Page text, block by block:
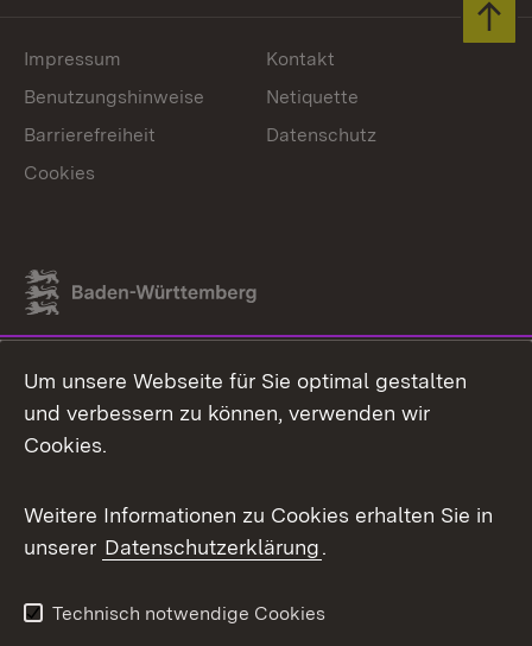
Link zum Landesportal
Impressum
Kontakt
Benutzungshinweise
Netiquette
Barrierefreiheit
Datenschutz
Cookies
Um unsere Webseite für Sie optimal gestalten
und verbessern zu können, verwenden wir
Cookies.
Weitere Informationen zu Cookies erhalten Sie in
unserer Datenschutzerklärung.
Technisch notwendige Cookies